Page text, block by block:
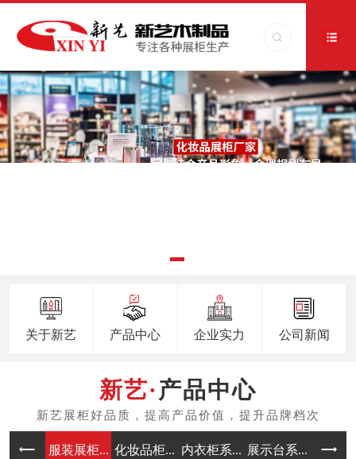
关于新艺 产品中心 企业实力 公司新闻
产品中心
服装展柜... 化妆品柜... 内衣柜系... 展示台系... 中岛